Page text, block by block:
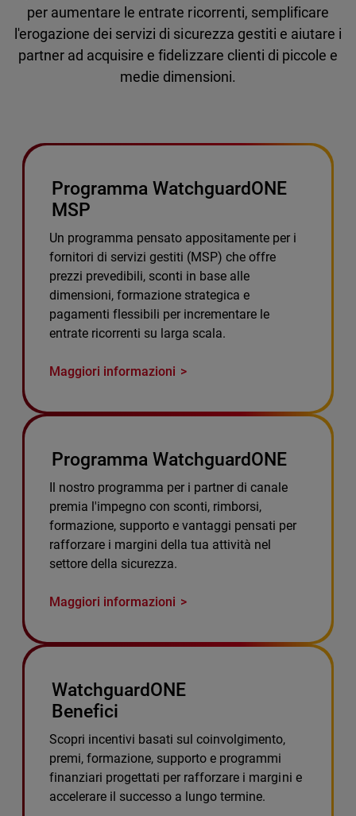
per aumentare le entrate ricorrenti, semplificare
l'erogazione dei servizi di sicurezza gestiti e aiutare i
partner ad acquisire e fidelizzare clienti di piccole e
medie dimensioni.
Programma WatchguardONE
MSP
Un programma pensato appositamente per i
fornitori di servizi gestiti (MSP) che offre
prezzi prevedibili, sconti in base alle
dimensioni, formazione strategica e
pagamenti flessibili per incrementare le
entrate ricorrenti su larga scala.
Maggiori informazioni
Programma WatchguardONE
Il nostro programma per i partner di canale
premia l'impegno con sconti, rimborsi,
formazione, supporto e vantaggi pensati per
rafforzare i margini della tua attività nel
settore della sicurezza.
Maggiori informazioni
WatchguardONE
Benefici
Scopri incentivi basati sul coinvolgimento,
premi, formazione, supporto e programmi
finanziari progettati per rafforzare i margini e
accelerare il successo a lungo termine.